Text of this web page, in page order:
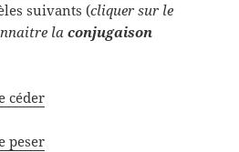
suivants (cliquer sur le
laconjugaison
céder
peser